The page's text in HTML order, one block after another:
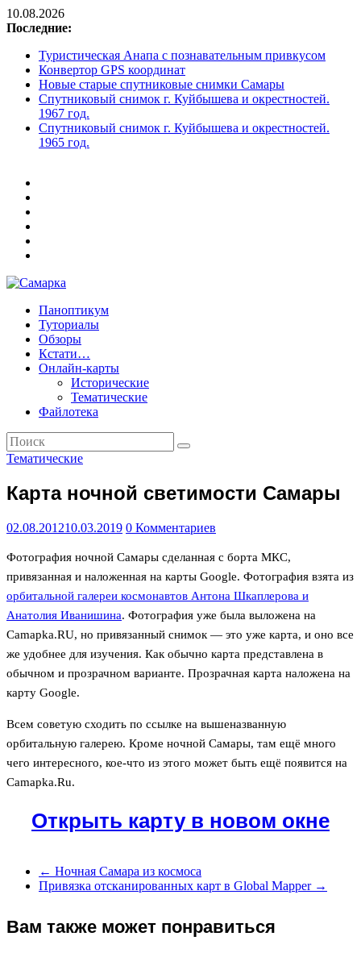
10.08.2026
Последние:
Туристическая Анапа с познавательным привкусом
Конвертор GPS координат
Новые старые спутниковые снимки Самары
Спутниковый снимок г. Куйбышева и окрестностей.
1967 год.
Спутниковый снимок г. Куйбышева и окрестностей.
1965 год.
Самарка
Географический
Паноптикум
Туториалы
Обзоры
Кстати…
Онлайн-карты
Исторические
Тематические
Файлотека
Тематические
Карта ночной светимости Самары
02.08.201210.03.2019 0 Комментариев
Фотография ночной Самары сделанная с борта МКС,
привязанная и наложенная на карты Google. Фотография взята из
орбитальной галереи космонавтов Антона Шкаплерова и
Анатолия Иванишина. Фотография уже была выложена на
Camapka.RU, но привязанный снимок — это уже карта, и оно все
же удобнее для изучения. Как обычно карта представлена в
обычном и прозрачном варианте. Прозрачная карта наложена на
карту Google.
Всем советую сходить по ссылке на вышеназванную
орбитальную галерею. Кроме ночной Самары, там ещё много
чего интересного, кое-что из этого может быть ещё появится на
Camapka.Ru.
Открыть карту в новом окне
← Ночная Самара из космоса
Привязка отсканированных карт в Global Mapper →
Вам также может понравиться